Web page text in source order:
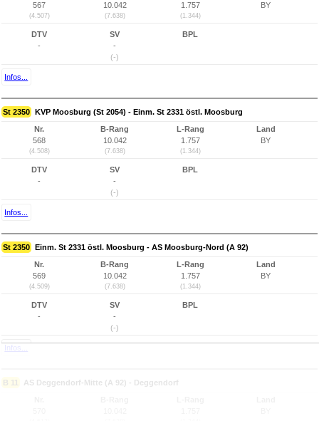
567
(4.507)
10.042
(7.638)
1.757
(1.344)
BY
DTV
-
SV
-
(-)
BPL
Infos...
St 2350 KVP Moosburg (St 2054) - Einm. St 2331 östl. Moosburg
Nr.
568
(4.508)
B-Rang
10.042
(7.638)
L-Rang
1.757
(1.344)
Land
BY
DTV
-
SV
-
(-)
BPL
Infos...
St 2350 Einm. St 2331 östl. Moosburg - AS Moosburg-Nord (A 92)
Nr.
569
(4.509)
B-Rang
10.042
(7.638)
L-Rang
1.757
(1.344)
Land
BY
DTV
-
SV
-
(-)
BPL
Infos...
B 11 AS Deggendorf-Mitte (A 92) - Deggendorf